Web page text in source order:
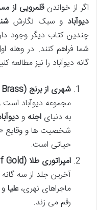
اگر از خواندنقلمرویی از
دیوآباد و سبک نگارش
چندین کتاب دیگر وجود
شما فراهم کنند. در
گانه دیوآباد را نیز مطالعه
شهری از برنج (The City of Brass):
مجموعه دیوآباد است
به دنیای اجنه و
شخصیت ها و وقایع
حیاتی است.
امپراتوری طلا (The Empire of Gold):
آخرین جلد از سه
ماجراهای نهری،علیا
رقم می زند.